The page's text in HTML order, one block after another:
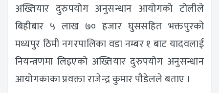
अख्तियार दुरुपयोग अनुसन्धान आयोगको टोलीले
बिहीबार ५ लाख ७० हजार घुससहित भक्तपुरको
मध्यपुर ठिमी नगरपालिका वडा नम्बर १ बाट यादवलाई
नियन्त्रणमा लिइएको अख्तियार दुरुपयोग अनुसन्धान
आयोगकाका प्रवक्ता राजेन्द्र कुमार पौडेलले बताए ।